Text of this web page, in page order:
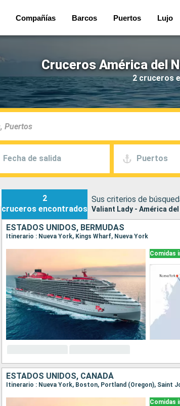
Compañías Barcos Puertos Lujo
Cruceros América del
2 cruceros
Fecha de salida Puertos
2
cruceros encontrados
Sus criterios de
Valiant Lady - América
ESTADOS UNIDOS, BERMUDAS
Itinerario : Nueva York, Kings Wharf, Nueva York
Comidas
ESTADOS UNIDOS, CANADÁ
Itinerario : Nueva York, Boston, Portland (Oregon), Saint
Comidas